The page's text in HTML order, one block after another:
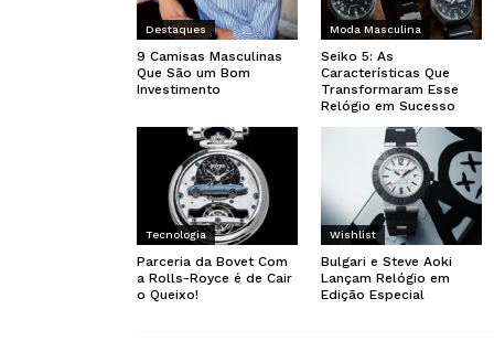
Destaques
9 Camisas Masculinas
Que São um Bom
Investimento
Moda Masculina
Seiko 5: As
Características Que
Transformaram Esse
Relógio em Sucesso
Tecnologia
Parceria da Bovet Com
a Rolls-Royce é de Cair
o Queixo!
Wishlist
Bulgari e Steve Aoki
Lançam Relógio em
Edição Especial